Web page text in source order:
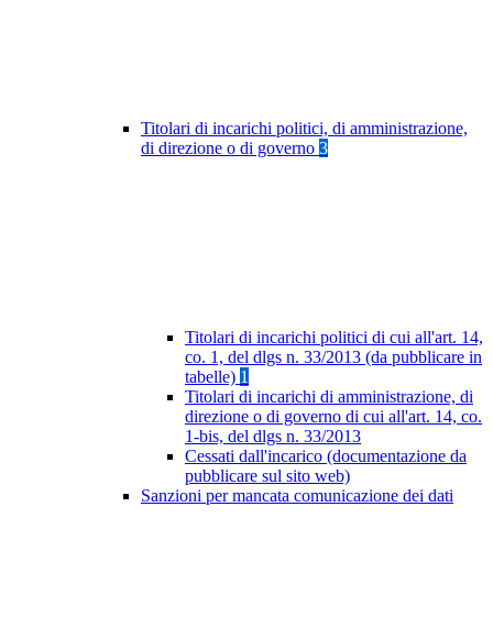
Titolari di incarichi politici, di amministrazione,
di direzione o di governo 3
Titolari di incarichi politici di cui all'art. 14,
co. 1, del dlgs n. 33/2013 (da pubblicare in
tabelle) 1
Titolari di incarichi di amministrazione, di
direzione o di governo di cui all'art. 14, co.
1-bis, del dlgs n. 33/2013
Cessati dall'incarico (documentazione da
pubblicare sul sito web)
Sanzioni per mancata comunicazione dei dati